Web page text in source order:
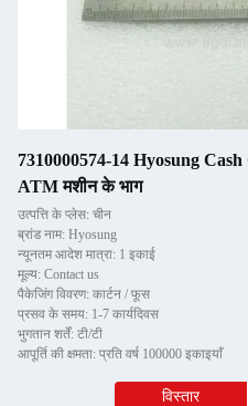
7310000574-14 Hyosung
ATM मशीन के भाग
उत्पत्ति के प्लेस: चीन
ब्रांड नाम: Hyosung
न्यूनतम आदेश मात्रा: 1 इकाई
मूल्य: Contact us
पैकेजिंग विवरण: कार्टन / फूस
प्रसव के समय: 1-7 कार्यदिवस
भुगतान शर्तें: टी/टी
आपूर्ति की क्षमता: प्रति वर्ष 100000 इकाइयाँ
विस्तार